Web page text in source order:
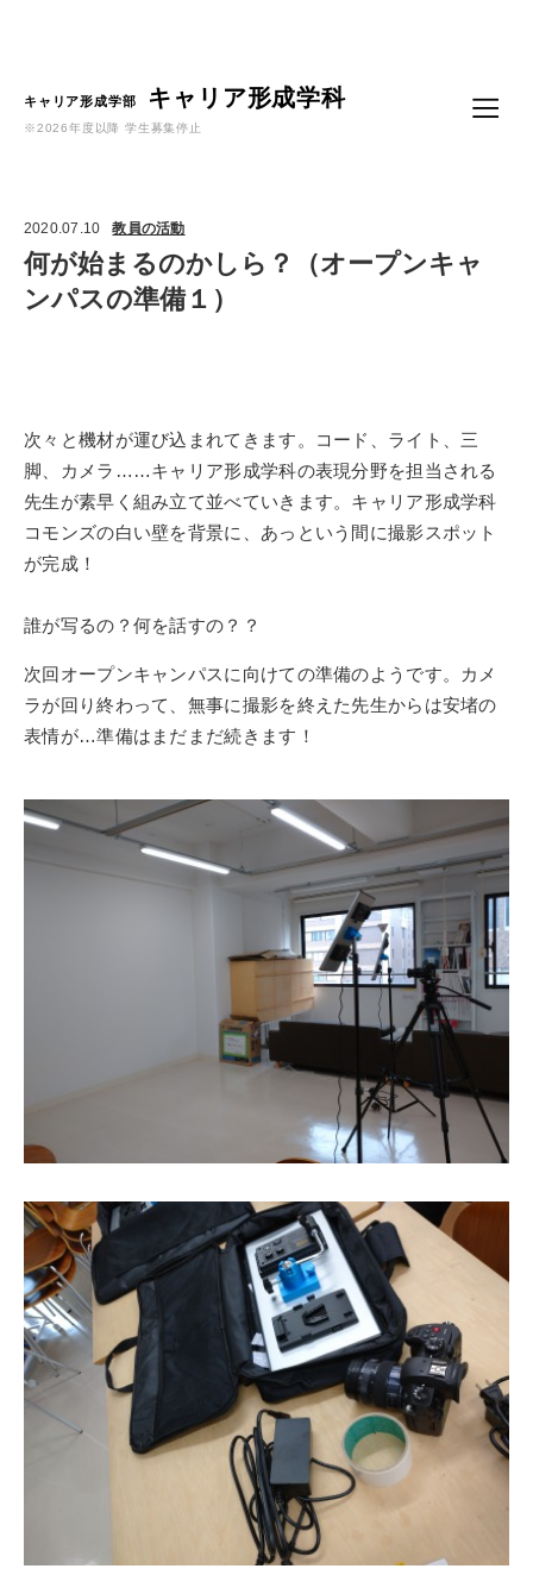
キャリア形成学部 キャリア形成学科
※2026年度以降 学生募集停止
2020.07.10 教員の活動
何が始まるのかしら？（オープンキャ
ンパスの準備１）
次々と機材が運び込まれてきます。コード、ライト、三
脚、カメラ……キャリア形成学科の表現分野を担当される
先生が素早く組み立て並べていきます。キャリア形成学科
コモンズの白い壁を背景に、あっという間に撮影スポット
が完成！
誰が写るの？何を話すの？？
次回オープンキャンパスに向けての準備のようです。カメ
ラが回り終わって、無事に撮影を終えた先生からは安堵の
表情が…準備はまだまだ続きます！